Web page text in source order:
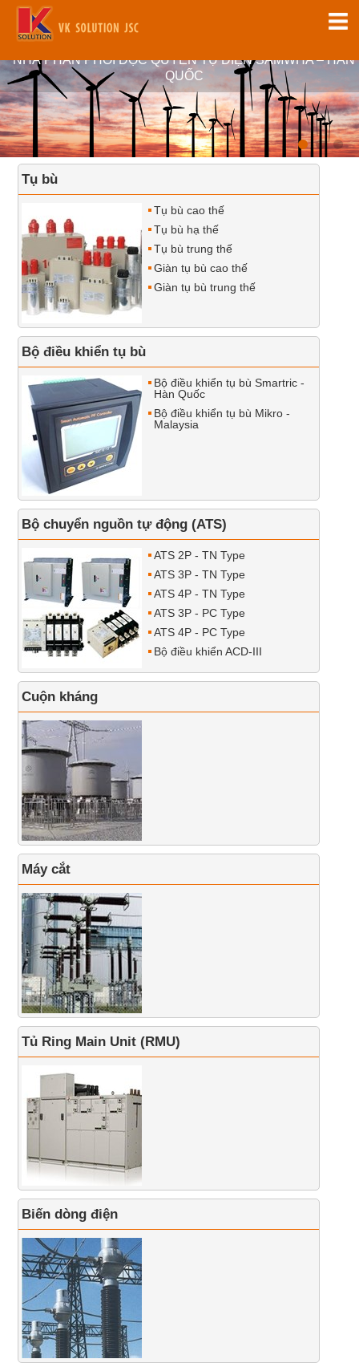
NHÀ PHÂN PHỐI ĐỘC QUYỀN TỤ ĐIỆN SAMWHA – HÀN
QUỐC
Tụ bù
Tụ bù cao thế
Tụ bù hạ thế
Tụ bù trung thế
Giàn tụ bù cao thế
Giàn tụ bù trung thế
Bộ điều khiển tụ bù
Bộ điều khiển tụ bù Smartric -
Hàn Quốc
Bộ điều khiển tụ bù Mikro -
Malaysia
Bộ chuyển nguồn tự động (ATS)
ATS 2P - TN Type
ATS 3P - TN Type
ATS 4P - TN Type
ATS 3P - PC Type
ATS 4P - PC Type
Bộ điều khiển ACD-III
Cuộn kháng
Máy cắt
Tủ Ring Main Unit (RMU)
Biến dòng điện